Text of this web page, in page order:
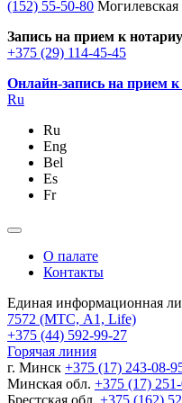
(152) 55-50-80 Могилевская
Запись на прием к
+375 (29) 114-45-45
Онлайн-запись на прием к
Ru
Ru
Eng
Bel
Es
Fr
О палате
Контакты
Единая информационная
7572 (МТС, A1, Life)
+375 (44) 592-99-27
Горячая линия
г. Минск +375 (17) 243-08-
Минская обл. +375 (17)
Брестская обл. +375 (162)